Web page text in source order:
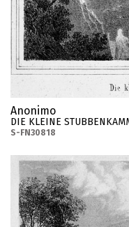
Anonimo
DIE KLEINE
S-FN30818